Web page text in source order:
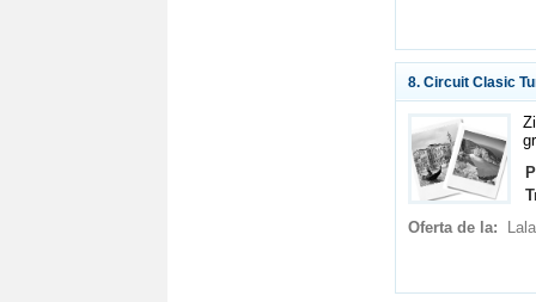
8. Circuit Clasic
Oferta de la: